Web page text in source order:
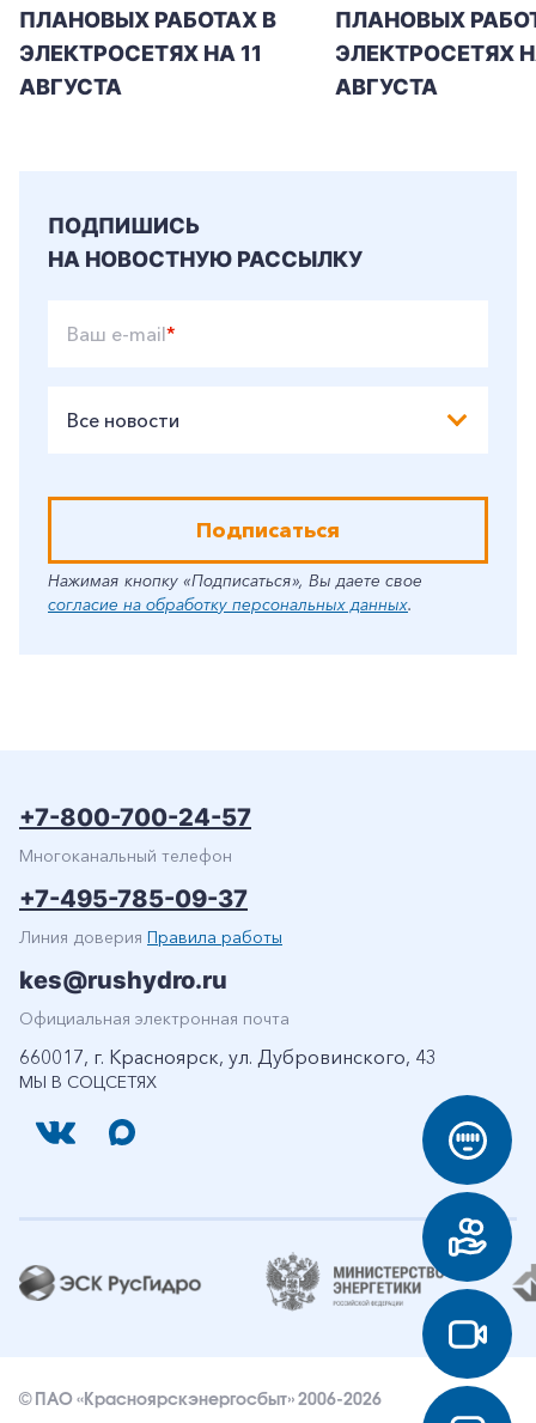
Заказать обратный звонок
Корпоративным клиентам
ПЛАНОВЫХ РАБОТАХ В
ЭЛЕКТРОСЕТЯХ НА 11
АВГУСТА
ПЛАНОВЫХ
ЭЛЕКТРОСЕТЯХ
АВГУСТА
ПОДПИШИСЬ
НА НОВОСТНУЮ РАССЫЛКУ
Ваш e-mail*
Все новости
Подписаться
Нажимая кнопку «Подписаться», Вы даете свое
согласие на обработку персональных данных.
МЫ В СОЦСЕТЯХ
+7-800-700-24-57
Многоканальный телефон
+7-495-785-09-37
Линия доверия Правила работы
kes@rushydro.ru
Официальная электронная почта
660017, г. Красноярск, ул. Дубровинского, 43
© ПАО «Красноярскэнергосбыт» 2006-2026